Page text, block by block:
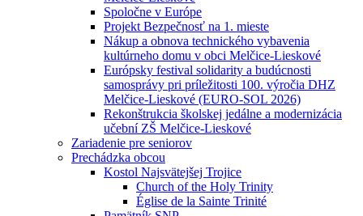
Spoločne v Európe
Projekt Bezpečnosť na 1. mieste
Nákup a obnova technického vybavenia
kultúrneho domu v obci Melčice-Lieskové
Európsky festival solidarity a budúcnosti
samosprávy pri príležitosti 100. výročia DHZ
Melčice-Lieskové (EURO-SOL 2026)
Rekonštrukcia školskej jedálne a modernizácia
učební ZŠ Melčice-Lieskové
Zariadenie pre seniorov
Prechádzka obcou
Kostol Najsvätejšej Trojice
Church of the Holy Trinity
Église de la Sainte Trinité